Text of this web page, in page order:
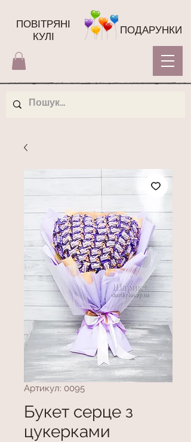
ПОВІТРЯНІ
КУЛІ
ПОДАРУНКИ
Артикул: 0095
Букет серце з
цукерками